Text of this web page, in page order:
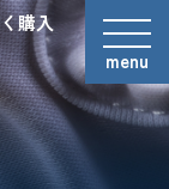
購入